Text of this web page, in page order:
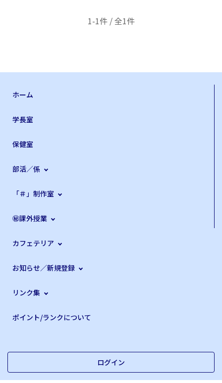
1-1件 / 全1件
ホーム
学長室
保健室
部活／係
「＃」制作室
㊙課外授業
カフェテリア
お知らせ／新規登録
リンク集
ポイント/ランクについて
ログイン